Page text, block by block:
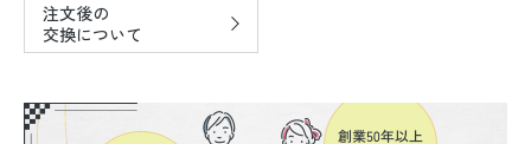
注文後の
交換について